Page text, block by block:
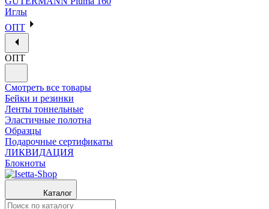
Иглы
ОПТ
ОПТ
Смотреть все товары
Бейки и резинки
Ленты тоннельные
Эластичные полотна
Образцы
Подарочные сертификаты
ЛИКВИДАЦИЯ
Блокноты
Каталог